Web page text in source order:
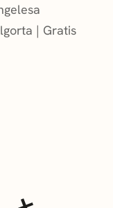
Gratis